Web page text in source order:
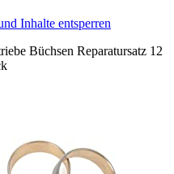
Inhalte entsperren
Büchsen Reparatursatz 12